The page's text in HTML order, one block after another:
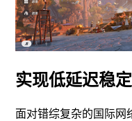
实现低延迟稳
面对错综复杂的国际网